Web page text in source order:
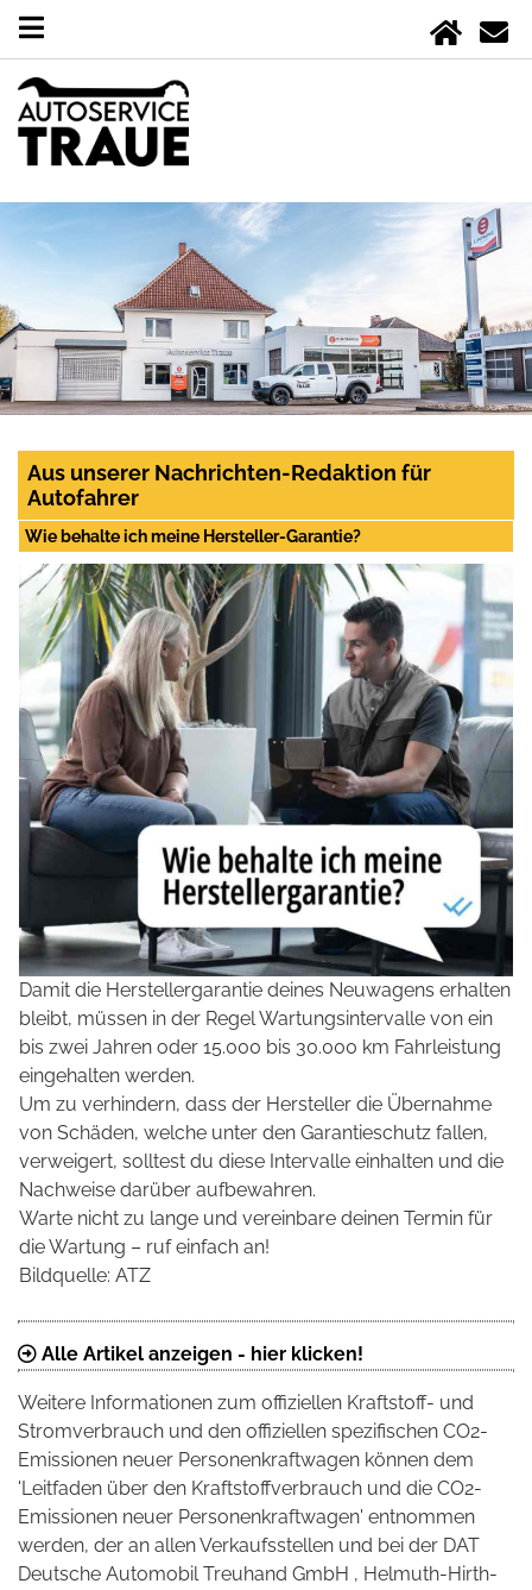
Aus unserer Nachrichten-Redaktion für
Autofahrer
Wie behalte ich meine Hersteller-Garantie?
Damit die Herstellergarantie deines Neuwagens erhalten
bleibt, müssen in der Regel Wartungsintervalle von ein
bis zwei Jahren oder 15.000 bis 30.000 km Fahrleistung
eingehalten werden.
Um zu verhindern, dass der Hersteller die Übernahme
von Schäden, welche unter den Garantieschutz fallen,
verweigert, solltest du diese Intervalle einhalten und die
Nachweise darüber aufbewahren.
Warte nicht zu lange und vereinbare deinen Termin für
die Wartung – ruf einfach an!
Bildquelle: ATZ
Alle Artikel anzeigen - hier klicken!
Weitere Informationen zum offiziellen Kraftstoff- und
Stromverbrauch und den offiziellen spezifischen CO2-
Emissionen neuer Personenkraftwagen können dem
'Leitfaden über den Kraftstoffverbrauch und die CO2-
Emissionen neuer Personenkraftwagen' entnommen
werden, der an allen Verkaufsstellen und bei der DAT
Deutsche Automobil Treuhand GmbH , Helmuth-Hirth-